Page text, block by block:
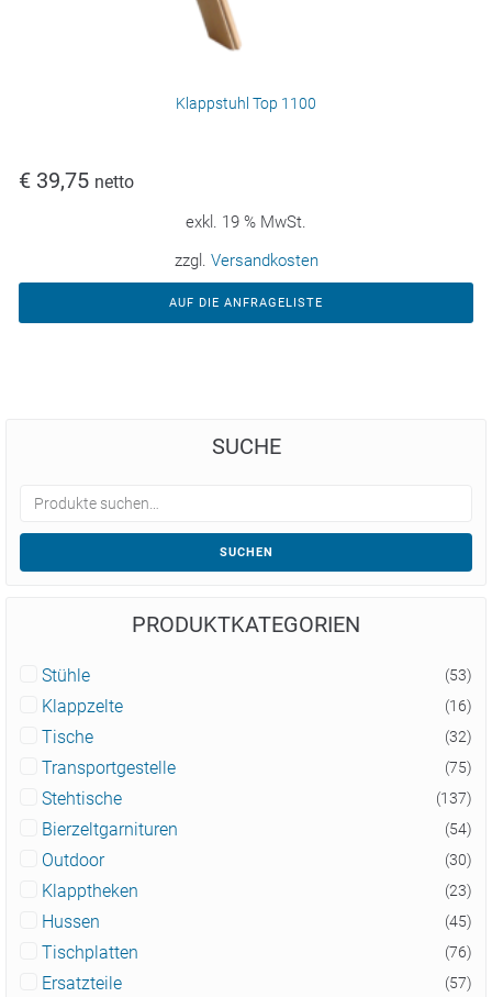
Klappstuhl Top 1100
€ 39,75 netto
exkl. 19 % MwSt.
zzgl. Versandkosten
AUF DIE ANFRAGELISTE
SUCHE
SUCHEN
PRODUKTKATEGORIEN
Stühle (53)
Klappzelte (16)
Tische (32)
Transportgestelle (75)
Stehtische (137)
Bierzeltgarnituren (54)
Outdoor (30)
Klapptheken (23)
Hussen (45)
Tischplatten (76)
Ersatzteile (57)